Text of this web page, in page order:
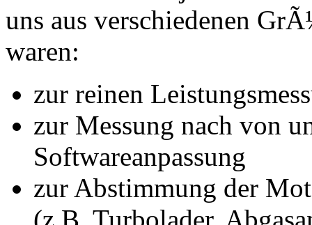
uns aus verschiedenen
waren:
zur reinen
zur Messung nach von
Softwareanpassung
zur Abstimmung der